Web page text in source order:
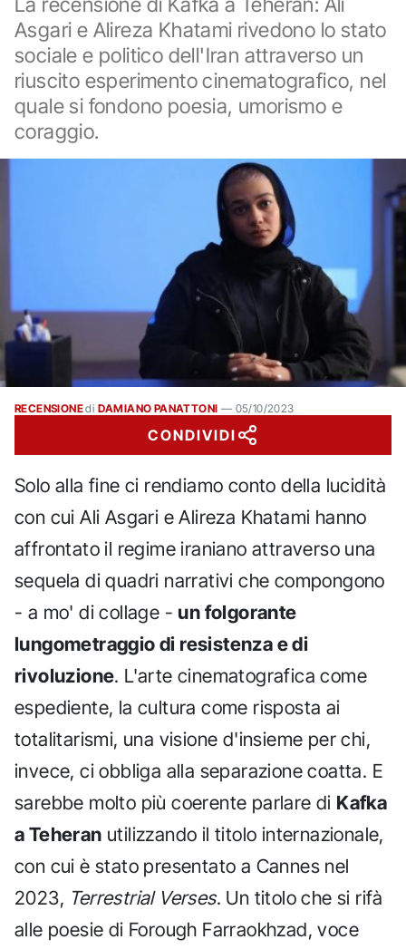
Asgari e Alireza Khatami rivedono lo stato
sociale e politico dell'Iran attraverso un
riuscito esperimento cinematografico, nel
quale si fondono poesia, umorismo e
coraggio.
RECENSIONEdi DAMIANO PANATTONI — 05/10/2023
CONDIVIDI
Solo alla fine ci rendiamo conto della lucidità
con cui Ali Asgari e Alireza Khatami hanno
affrontato il regime iraniano attraverso una
sequela di quadri narrativi che compongono
- a mo' di collage - un folgorante
lungometraggio di resistenza e di
rivoluzione. L'arte cinematografica come
espediente, la cultura come risposta ai
totalitarismi, una visione d'insieme per chi,
invece, ci obbliga alla separazione coatta. E
sarebbe molto più coerente parlare di Kafka
a Teheran utilizzando il titolo internazionale,
con cui è stato presentato a Cannes nel
2023, Terrestrial Verses. Un titolo che si rifà
alle poesie di Forough Farraokhzad, voce